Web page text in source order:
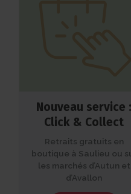
Nouveau service :
Click & Collect
Retraits gratuits en
boutique à Saulieu ou
les marchés d’Autun et
d’Avallon